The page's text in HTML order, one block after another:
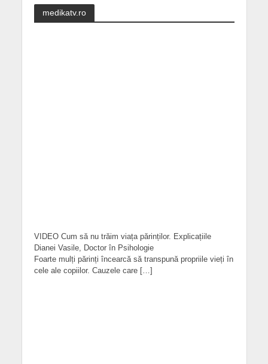
medikatv.ro
VIDEO Cum să nu trăim viața părinților. Explicațiile
Dianei Vasile, Doctor în Psihologie
Foarte mulți părinți încearcă să transpună propriile vieți în
cele ale copiilor. Cauzele care […]